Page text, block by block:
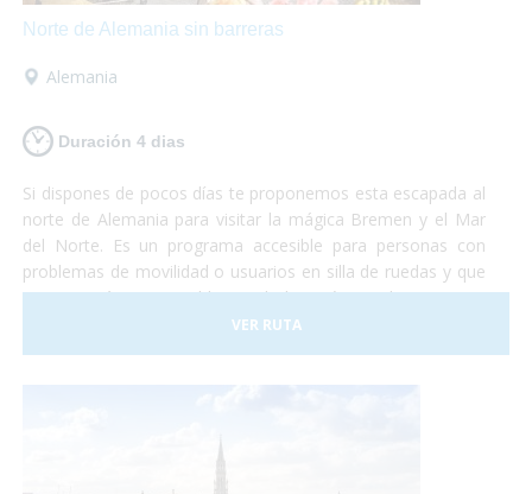
Norte de Alemania sin barreras
Alemania
Duración 4 dias
Si dispones de pocos días te proponemos esta escapada al
norte de Alemania para visitar la mágica Bremen y el Mar
del Norte. Es un programa accesible para personas con
problemas de movilidad o usuarios en silla de ruedas y que
te permitirá conocer el hogar de los Músicos de Bremen y
los paisajes únicos de Bremerhaven y de la playa de
Norddeich.
VER RUTA